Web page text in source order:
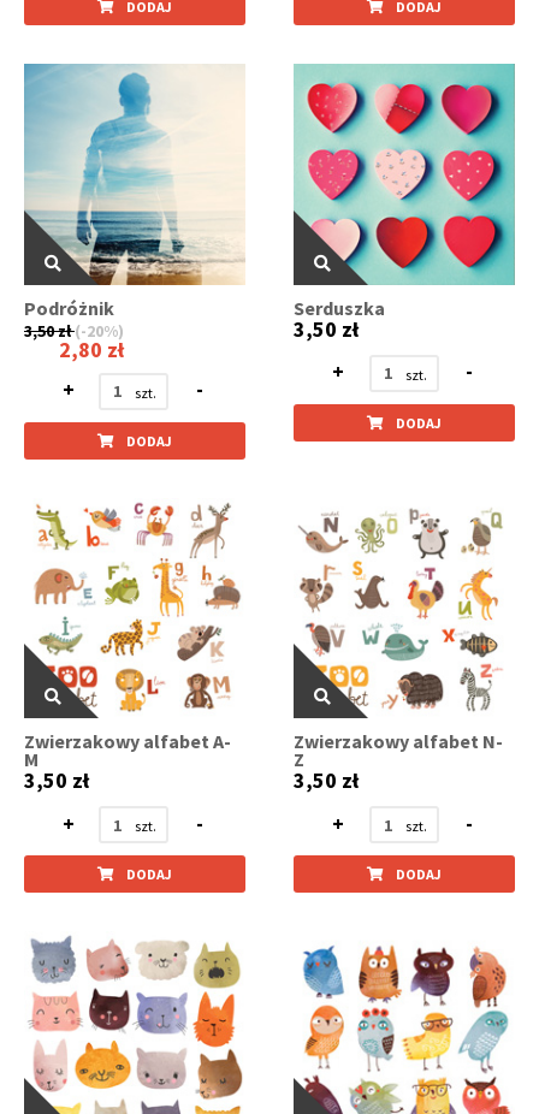
DODAJ DODAJ
Podróżnik
3,50 zł (-20%)
2,80 zł
+
-
DODAJ
Serduszka
3,50 zł
+
-
DODAJ
Zwierzakowy alfabet A-
M
3,50 zł
+
-
DODAJ
Zwierzakowy alfabet N-
Z
3,50 zł
+
-
DODAJ